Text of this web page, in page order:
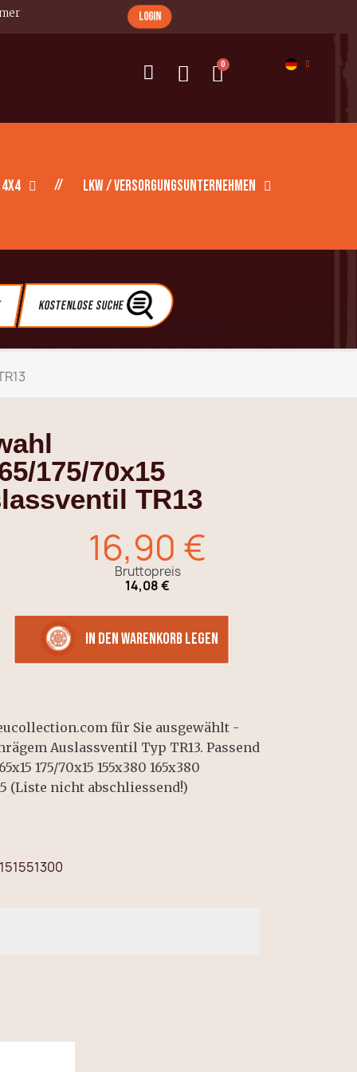
login
LKW / Versorgungsunternehmen
Kostenlose Suche
175/70x15
TR13
16,90 €
Bruttopreis
14,08 €
in den Warenkorb legen
für Sie ausgewählt -
Auslassventil Typ TR13. Passend
175/70x15 155x380 165x380
(Liste nicht abschliessend!)